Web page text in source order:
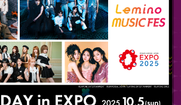
始！
大阪・関西万博イベント７日